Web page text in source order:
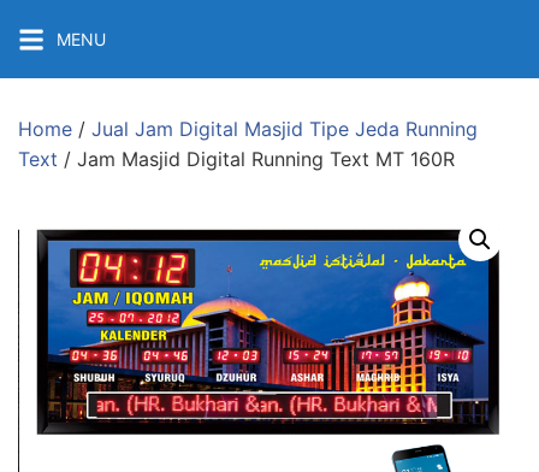
content
MENU
Home / Jual Jam Digital Masjid Tipe Jeda Running
Text / Jam Masjid Digital Running Text MT 160R